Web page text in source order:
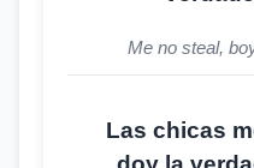
Me no steal,
Las chicas